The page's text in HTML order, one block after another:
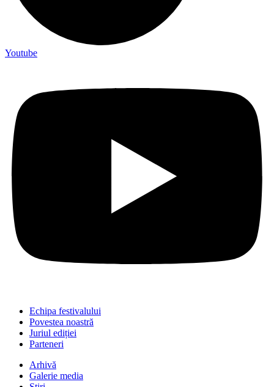
Youtube
Echipa festivalului
Povestea noastră
Juriul ediției
Parteneri
Arhivă
Galerie media